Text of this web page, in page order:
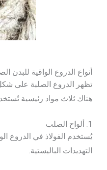
أنواع الدروع الواقية للبدن
تظهر الدروع الصلبة على
هناك ثلاث مواد رئيسية
1. ألواح الصلب
يُستخدم الفولاذ في الدروع
التهديدات الباليستية.